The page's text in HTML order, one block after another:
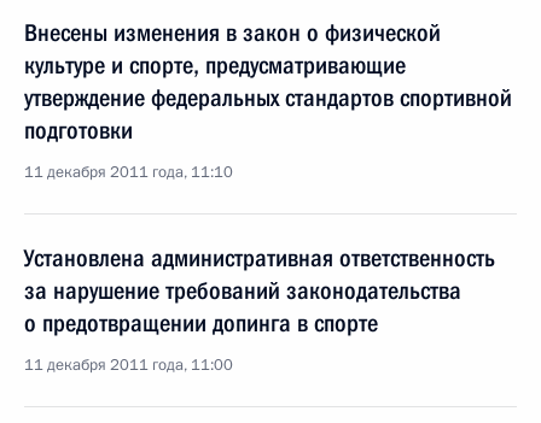
Внесены изменения в закон о физической
культуре и спорте, предусматривающие
утверждение федеральных стандартов спортивной
подготовки
11 декабря 2011 года, 11:10
Установлена административная ответственность
за нарушение требований законодательства
о предотвращении допинга в спорте
11 декабря 2011 года, 11:00